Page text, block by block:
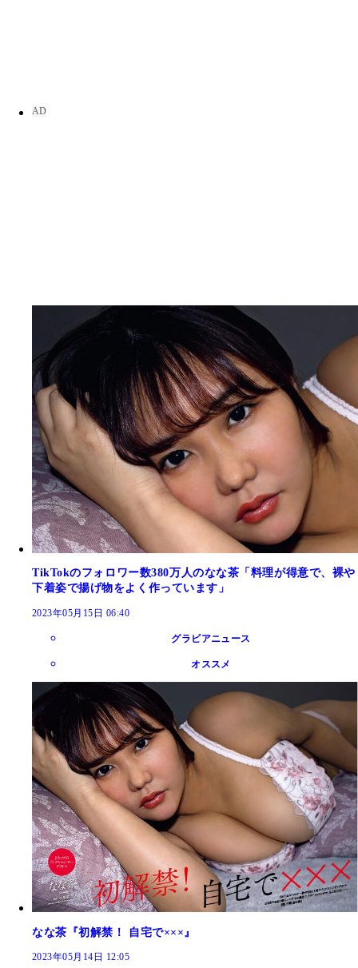
TikTokのフォロワー数380万人のなな茶「料理が得意で、裸や
下着姿で揚げ物をよく作っています」
2023年05月15日 06:40
グラビアニュース
オススメ
なな茶『初解禁！ 自宅で×××』
2023年05月14日 12:05